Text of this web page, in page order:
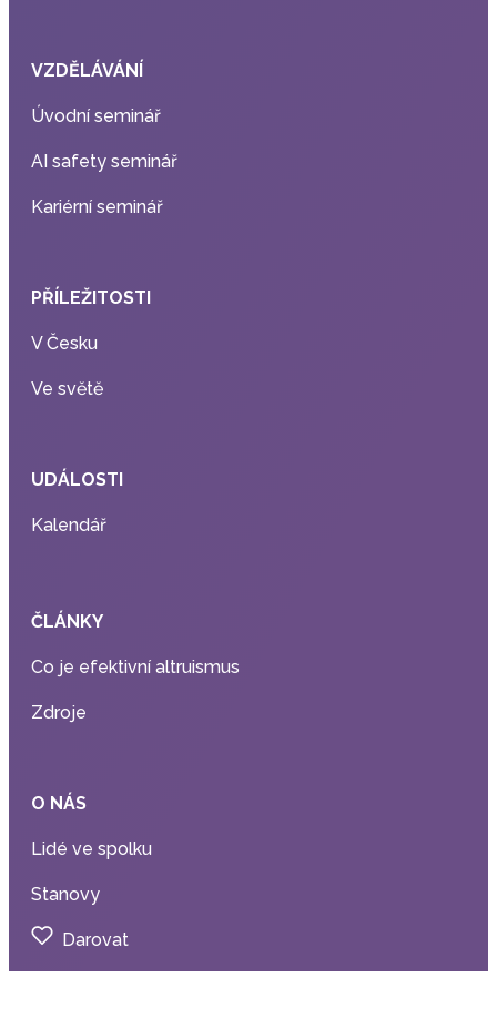
VZDĚLÁVÁNÍ
Úvodní seminář
AI safety seminář
Kariérní seminář
PŘÍLEŽITOSTI
V Česku
Ve světě
UDÁLOSTI
Kalendář
ČLÁNKY
Co je efektivní altruismus
Zdroje
O NÁS
Lidé ve spolku
Stanovy
Darovat